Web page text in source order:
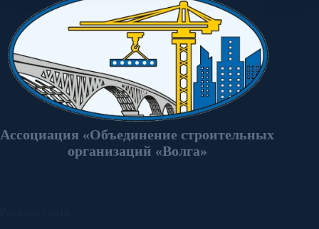
Ассоциация «Объединение строительных
организаций «Волга»